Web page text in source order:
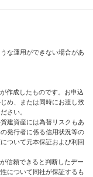
な運用ができない場合があ
作成したものです。お申込
め、または同時にお渡し致
さい。
建資産には為替リスクもあ
発行者に係る信用状況等の
ついて元本保証および利回
信頼できると判断したデー
について同社が保証するも